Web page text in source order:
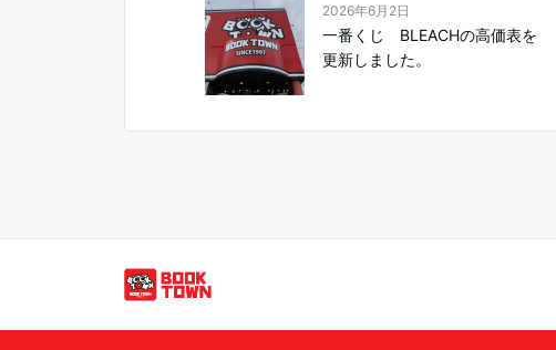
2026年6月2日
一番くじ BLEACHの高価表を
更新しました。